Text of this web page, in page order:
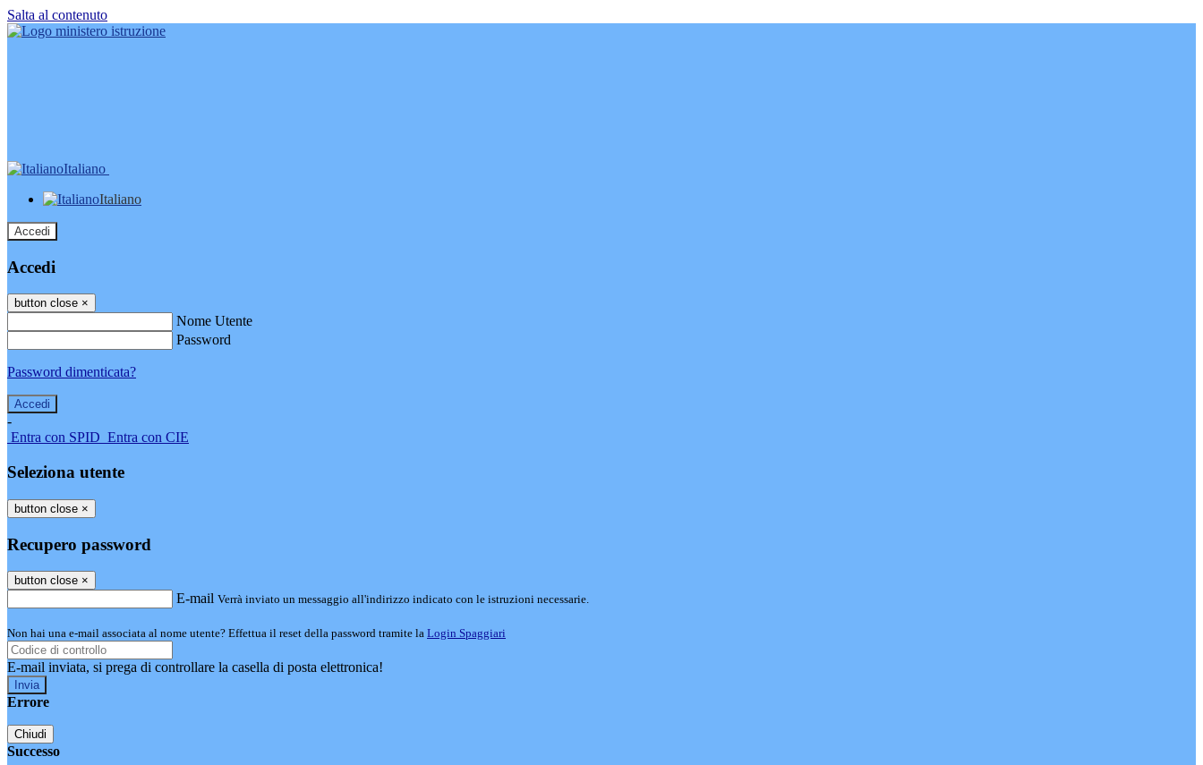
Salta al contenuto
Italiano
Italiano
Accedi
Accedi
button close ×
Nome Utente
Password
Password dimenticata?
-
Entra con SPID Entra con CIE
Seleziona utente
button close ×
Recupero password
button close ×
E-mail Verrà inviato un messaggio all'indirizzo indicato con le istruzioni necessarie.
Non hai una e-mail associata al nome utente? Effettua il reset della password tramite la Login Spaggiari
E-mail inviata, si prega di controllare la casella di posta elettronica!
Errore
Chiudi
Successo